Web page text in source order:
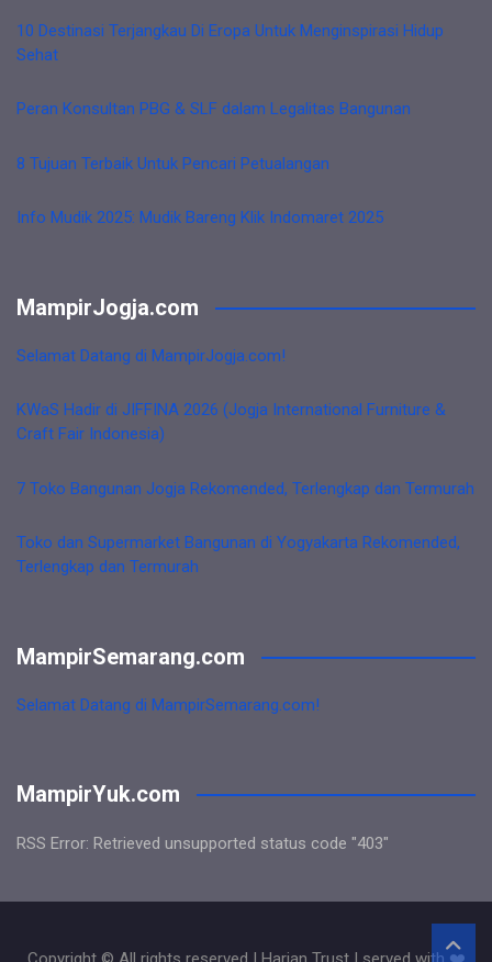
10 Destinasi Terjangkau Di Eropa Untuk Menginspirasi Hidup
Sehat
Peran Konsultan PBG & SLF dalam Legalitas Bangunan
8 Tujuan Terbaik Untuk Pencari Petualangan
Info Mudik 2025: Mudik Bareng Klik Indomaret 2025
MampirJogja.com
Selamat Datang di MampirJogja.com!
KWaS Hadir di JIFFINA 2026 (Jogja International Furniture &
Craft Fair Indonesia)
7 Toko Bangunan Jogja Rekomended, Terlengkap dan Termurah
Toko dan Supermarket Bangunan di Yogyakarta Rekomended,
Terlengkap dan Termurah
MampirSemarang.com
Selamat Datang di MampirSemarang.com!
MampirYuk.com
RSS Error: Retrieved unsupported status code "403"